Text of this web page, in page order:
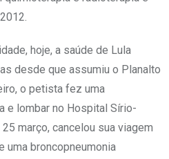
hoje, a saúde de Lula
desde que assumiu o Planalto
o petista fez uma
e lombar no Hospital Sírio-
março, cancelou sua viagem
uma broncopneumonia